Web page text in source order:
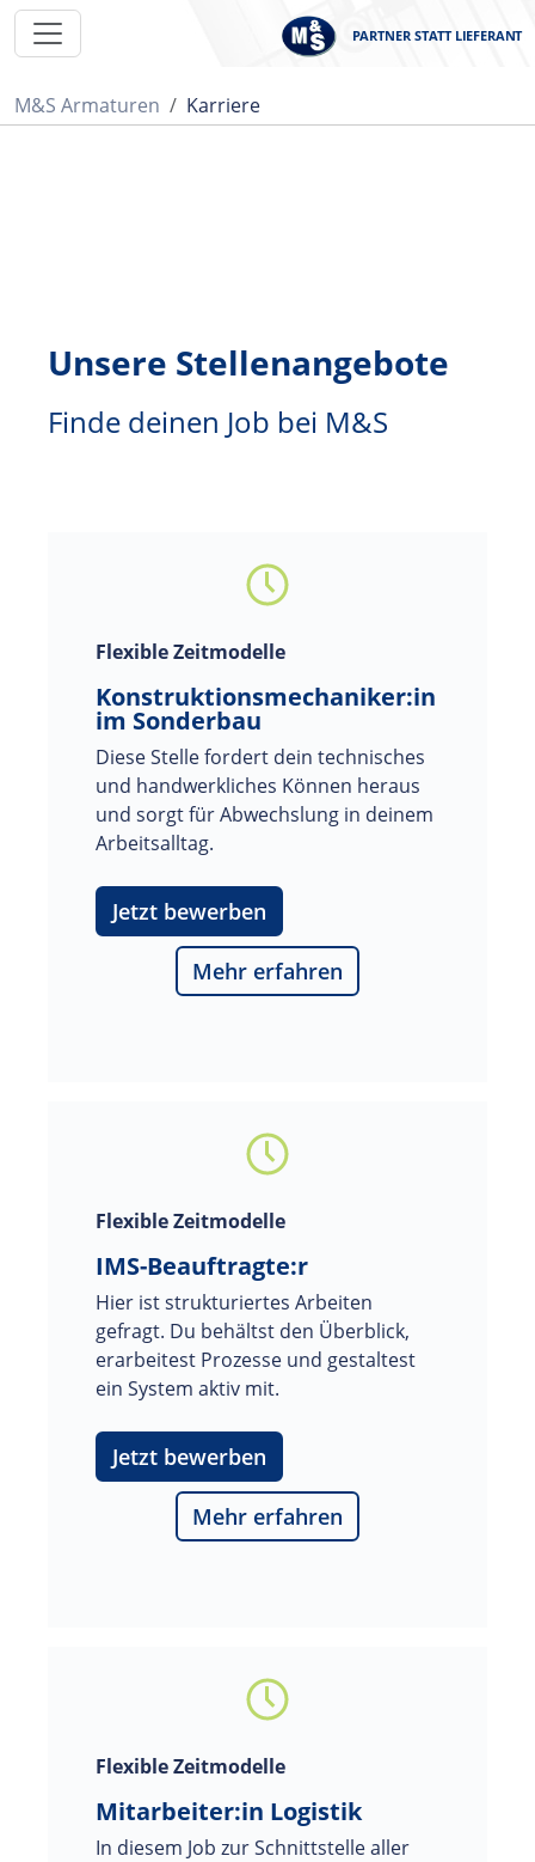
PARTNER STATT LIEFERANT
M&S Armaturen Karriere
Unsere Stellenangebote
Finde deinen Job bei M&S
Flexible Zeitmodelle
Konstruktionsmechaniker:in
im Sonderbau
Diese Stelle fordert dein technisches
und handwerkliches Können heraus
und sorgt für Abwechslung in deinem
Arbeitsalltag.
Jetzt bewerben
Mehr erfahren
Flexible Zeitmodelle
IMS-Beauftragte:r
Hier ist strukturiertes Arbeiten
gefragt. Du behältst den Überblick,
erarbeitest Prozesse und gestaltest
ein System aktiv mit.
Jetzt bewerben
Mehr erfahren
Flexible Zeitmodelle
Mitarbeiter:in Logistik
In diesem Job zur Schnittstelle aller